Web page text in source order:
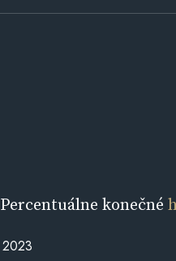
Percentuálne konečné
2023